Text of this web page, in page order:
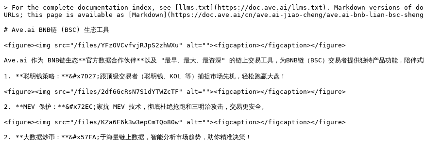
> For the complete documentation index, see [llms.txt](https://doc.ave.ai/llms.txt). Markdown versions of
URLs; this page is available as [Markdown](https://doc.ave.ai/cn/ave.ai-jiao-cheng/ave.ai-bnb-lian-bsc-
# Ave.ai BNB链 (BSC) 生态工具
<figure><img src="/files/YFzOVCvfvjRJpS2zhWXu" alt=""><figcaption></figcaption></figure>
Ave.ai 作为 BNB链生态**官方数据合作伙伴**以及 "最早、最大、最资深" 的链上交易工具，为BNB链（BSC）交易者提供独特产品功能，陪伴式
1. **聪明钱策略：**&#x7D27;跟顶级交易者（聪明钱、KOL 等）捕捉市场先机，轻松跑赢大盘！
<figure><img src="/files/2df6GcRsN7S1dYTWZcTF" alt=""><figcaption></figcaption></figure>
2. **MEV 保护：**&#x72EC;家抗 MEV 技术，彻底杜绝抢跑和三明治攻击，交易更安全。
<figure><img src="/files/KZa6E6k3w3epCmTQo80w" alt=""><figcaption></figcaption></figure>
2. **大数据炒币：**&#x57FA;于海量链上数据，智能分析市场趋势，助你精准决策！